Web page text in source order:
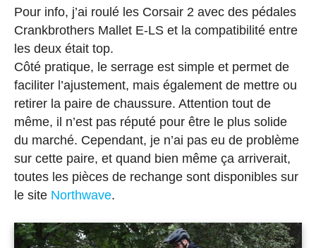
Pour info, j’ai roulé les Corsair 2 avec des pédales
Crankbrothers Mallet E-LS et la compatibilité entre
les deux était top.
Côté pratique, le serrage est simple et permet de
faciliter l’ajustement, mais également de mettre ou
retirer la paire de chaussure. Attention tout de
même, il n’est pas réputé pour être le plus solide
du marché. Cependant, je n’ai pas eu de problème
sur cette paire, et quand bien même ça arriverait,
toutes les pièces de rechange sont disponibles sur
le site Northwave.